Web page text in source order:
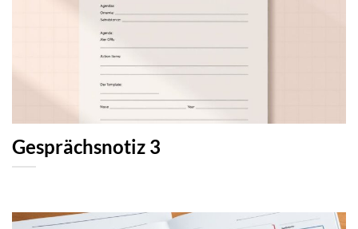
Gesprächsnotiz 3